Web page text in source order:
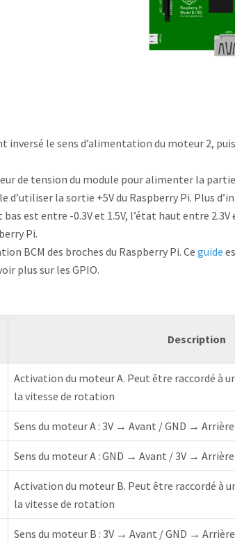
inversé le sens d’alimentation du moteur 2,
de tension du module pour alimenter la
d’utiliser la sortie +5V du Raspberry Pi. Plus
bas est entre -0.3V et 1.5V, l’état haut entre 2.3V
Pi.
BCM des broches du Raspberry Pi. Ceguide
plus sur les GPIO.
Description
Activation du moteur A. Peut être raccordé à
la vitesse de rotation
Sens du moteur A : 3V → Avant / GND → Arrière
Sens du moteur A : GND → Avant / 3V → Arrière
Activation du moteur B. Peut être raccordé à
la vitesse de rotation
Sens du moteur B : 3V → Avant / GND → Arrière